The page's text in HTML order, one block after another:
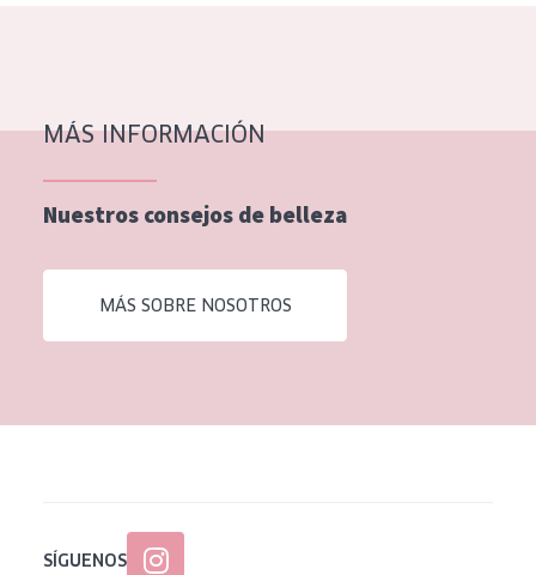
Piel normal y seca
Piel mixata o grasa
Piel madura
Piel expuesta al sol
Piel menopáusica
Todas las edades
MÁS INFORMACIÓN
Nuestros consejos de belleza
MÁS SOBRE NOSOTROS
SÍGUENOS